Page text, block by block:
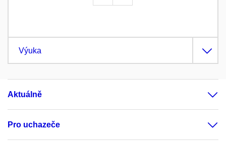
Výuka
Aktuálně
Pro uchazeče